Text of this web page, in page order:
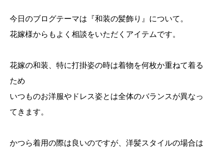
今日のブログテーマは『和装の髪飾り』について。
花嫁様からもよく相談をいただくアイテムです。
花嫁の和装、特に打掛姿の時は着物を何枚か重ねて着る
ため
いつものお洋服やドレス姿とは全体のバランスが異なっ
てきます。
かつら着用の際は良いのですが、洋髪スタイルの場合は